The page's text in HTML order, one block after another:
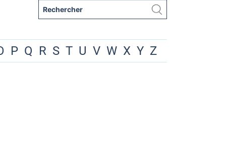
P Q R S T U V W X Y Z